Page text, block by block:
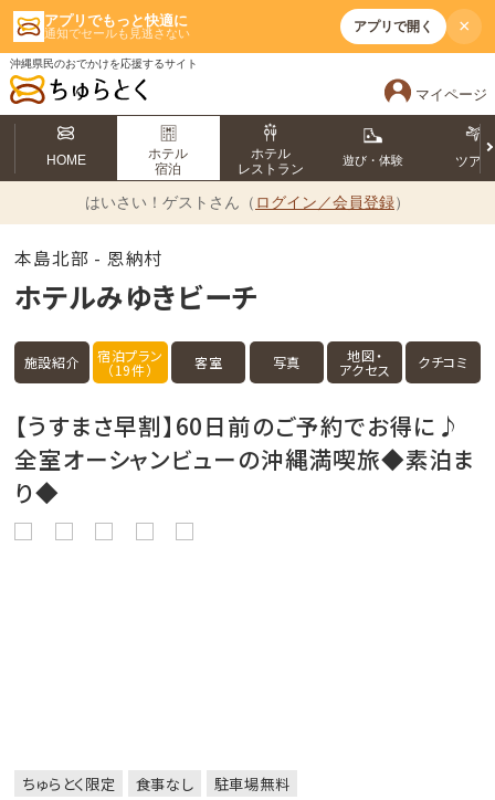
アプリでもっと快適に
通知でセールも見逃さない アプリで開く ×
沖縄県民のおでかけを応援するサイト
マイページ
HOME
ホテル
宿泊
ホテル
レストラン
遊び・体験 ツアー
はいさい！ ゲストさん（ ログイン／会員登録）
本島北部 - 恩納村
ホテルみゆきビーチ
施設紹介 宿泊プラン
（19件） 客室 写真 地図・
アクセス クチコミ
【うすまさ早割】60日前のご予約でお得に♪
全室オーシャンビューの沖縄満喫旅◆素泊ま
り◆
ちゅらとく限定 食事なし 駐車場無料